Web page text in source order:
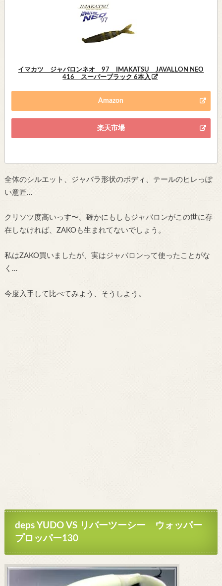
イマカツ ジャバロンネオ 97 IMAKATSU JAVALLON NEO
416 スーパーブラック 6本入
Amazon
楽天市場
全体のシルエット、ジャバラ形状のボディ、テールのヒレっぽ
い意匠…
クリソツ度高いっす〜。確かにもしもジャバロンがこの世に存
在しなければ、ZAKOも生まれてないでしょう。
私はZAKO買いましたが、実はジャバロンって使ったことがな
く…
今度入手して比べてみよう、そうしよう。
deps YUDO VS リバーツーシー ウォッパー
プロッパー130